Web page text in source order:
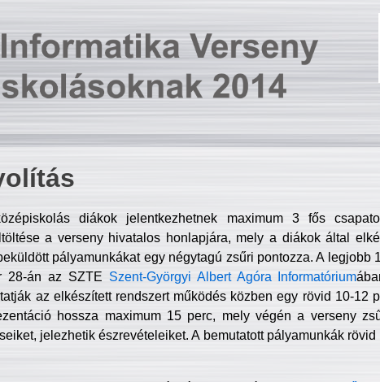
diákok jelentkezhetnek maximum 3 fős
a verseny hivatalos honlapjára, mely a diákok által
pályamunkákat egy négytagú zsűri pontozza. A legjobb
28-án az SZTE Szent-Györgyi Albert Agóra Informatórium
az elkészített rendszert működés közben egy rövid 10-12
hossza maximum 15 perc, mely végén a verseny
jelezhetik észrevételeiket. A bemutatott pályamunkák